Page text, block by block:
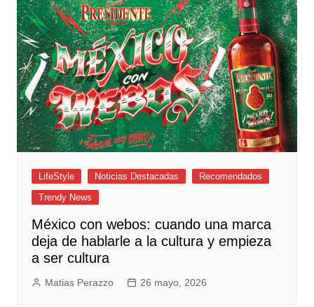
LifeStyle Noticias Destacadas
Recomendados
Trendy News
México con webos: cuando una marca
deja de hablarle a la cultura y empieza
a ser cultura
Matias Perazzo 26 mayo, 2026